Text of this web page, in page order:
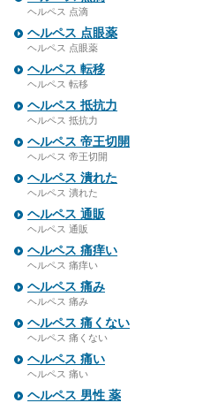
ヘルペス 点滴
ヘルペス 点眼薬
ヘルペス 点眼薬
ヘルペス 転移
ヘルペス 転移
ヘルペス 抵抗力
ヘルペス 抵抗力
ヘルペス 帝王切開
ヘルペス 帝王切開
ヘルペス 潰れた
ヘルペス 潰れた
ヘルペス 通販
ヘルペス 通販
ヘルペス 痛痒い
ヘルペス 痛痒い
ヘルペス 痛み
ヘルペス 痛み
ヘルペス 痛くない
ヘルペス 痛くない
ヘルペス 痛い
ヘルペス 痛い
ヘルペス 男性 薬